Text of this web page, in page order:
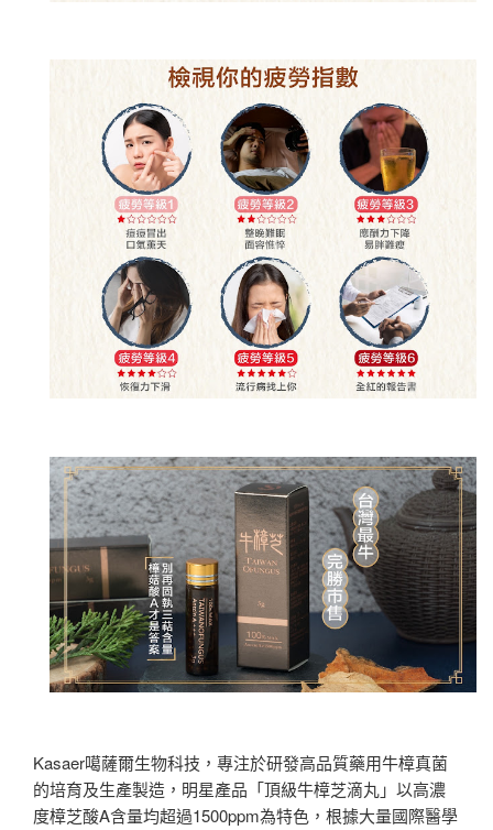
Kasaer噶薩爾生物科技，專注於研發高品質藥用牛樟真菌
的培育及生產製造，明星產品「頂級牛樟芝滴丸」以高濃
度樟芝酸A含量均超過1500ppm為特色，根據大量國際醫學